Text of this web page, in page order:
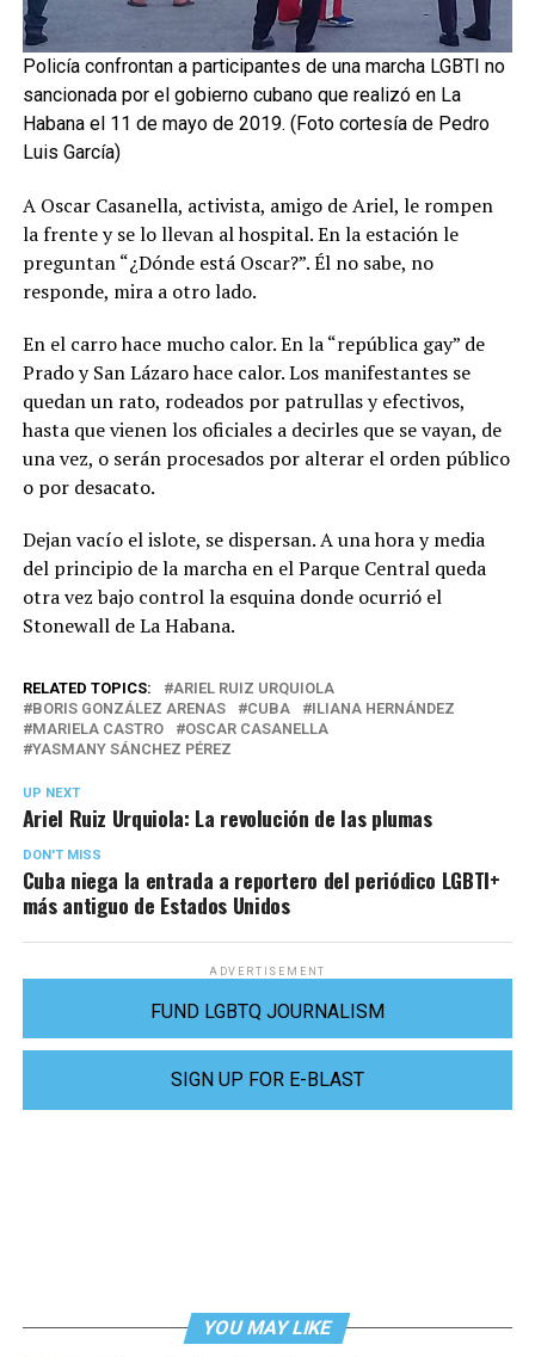
Policía confrontan a participantes de una marcha LGBTI no
sancionada por el gobierno cubano que realizó en La
Habana el 11 de mayo de 2019. (Foto cortesía de Pedro
Luis García)
A Oscar Casanella, activista, amigo de Ariel, le rompen
la frente y se lo llevan al hospital. En la estación le
preguntan “¿Dónde está Oscar?”. Él no sabe, no
responde, mira a otro lado.
En el carro hace mucho calor. En la “república gay” de
Prado y San Lázaro hace calor. Los manifestantes se
quedan un rato, rodeados por patrullas y efectivos,
hasta que vienen los oficiales a decirles que se vayan, de
una vez, o serán procesados por alterar el orden público
o por desacato.
Dejan vacío el islote, se dispersan. A una hora y media
del principio de la marcha en el Parque Central queda
otra vez bajo control la esquina donde ocurrió el
Stonewall de La Habana.
RELATED TOPICS:
ARIEL RUIZ URQUIOLA
BORIS GONZÁLEZ ARENAS
CUBA
ILIANA HERNÁNDEZ
MARIELA CASTRO
OSCAR CASANELLA
YASMANY SÁNCHEZ PÉREZ
UP NEXT
Ariel Ruiz Urquiola: La revolución de las plumas
DON'T MISS
Cuba niega la entrada a reportero del periódico LGBTI+
más antiguo de Estados Unidos
ADVERTISEMENT
FUND LGBTQ JOURNALISM
SIGN UP FOR E-BLAST
YOU MAY LIKE